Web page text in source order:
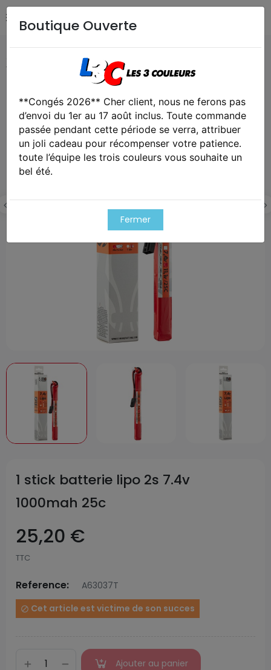
Airsoft / Paintball
1 stick batterie lipo 2s 7.4v 1000mah 25c
Exclusivité web !
Cet article est victime de son succes
1 stick batterie lipo 2s 7.4v
1000mah 25c
25,20 €
TTC
Reference: A63037T
 Cet article est victime de son succes
Ajouter au panier
Boutique Ouverte
**Congés 2026** Cher client, nous ne ferons pas
d’envoi du 1er au 17 août inclus. Toute commande
passée pendant cette période se verra, attribuer
un joli cadeau pour récompenser votre patience.
toute l’équipe les trois couleurs vous souhaite un
bel été.
Fermer